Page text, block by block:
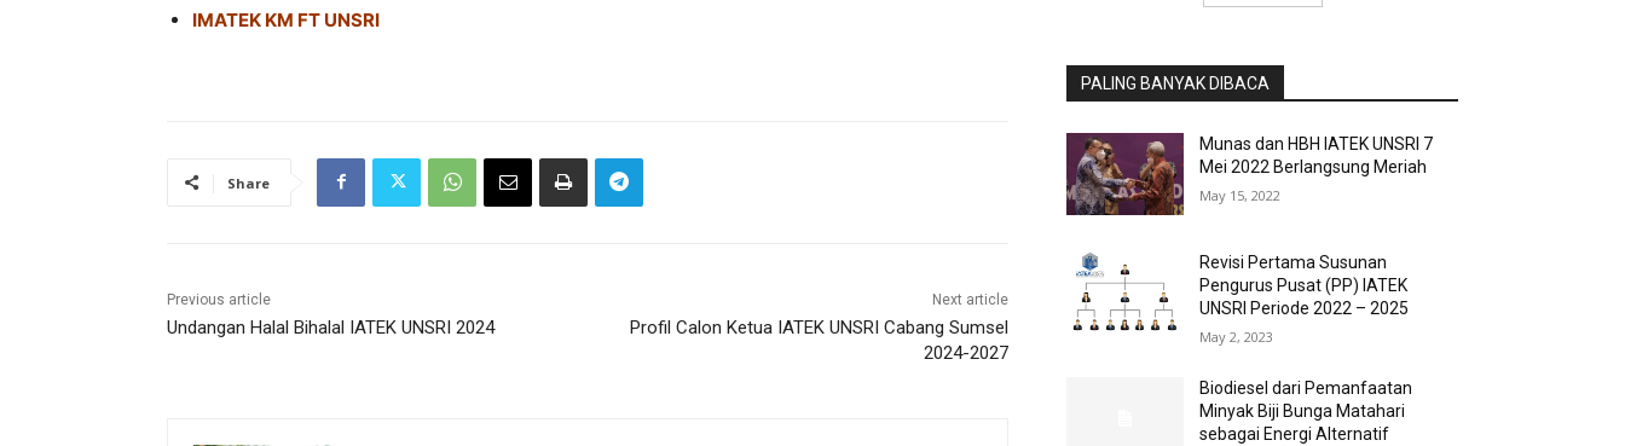
IMATEK KM FT UNSRI
Share
Previous article
Undangan Halal Bihalal IATEK UNSRI 2024
Next article
Profil Calon Ketua IATEK UNSRI Cabang Sumsel
2024-2027
PALING BANYAK DIBACA
Munas dan HBH IATEK UNSRI 7
Mei 2022 Berlangsung Meriah
May 15, 2022
Revisi Pertama Susunan
Pengurus Pusat (PP) IATEK
UNSRI Periode 2022 – 2025
May 2, 2023
Biodiesel dari Pemanfaatan
Minyak Biji Bunga Matahari
sebagai Energi Alternatif